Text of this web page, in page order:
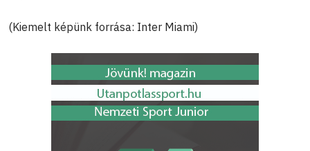
(Kiemelt képünk forrása: Inter Miami)